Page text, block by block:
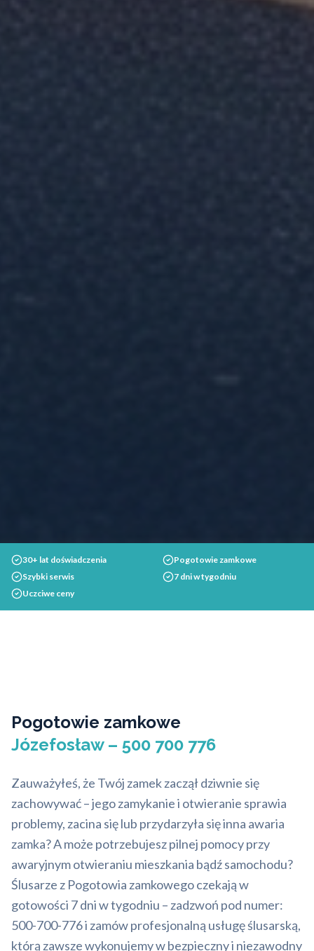
30+ lat doświadczenia
Pogotowie zamkowe
Szybki serwis
7 dni w tygodniu
Uczciwe ceny
Pogotowie zamkowe
Józefosław – 500 700 776
Zauważyłeś, że Twój zamek zaczął dziwnie się
zachowywać – jego zamykanie i otwieranie sprawia
problemy, zacina się lub przydarzyła się inna awaria
zamka? A może potrzebujesz pilnej pomocy przy
awaryjnym otwieraniu mieszkania bądź samochodu?
Ślusarze z Pogotowia zamkowego czekają w
gotowości 7 dni w tygodniu – zadzwoń pod numer:
500-700-776 i zamów profesjonalną usługę ślusarską,
którą zawsze wykonujemy w bezpieczny i niezawodny